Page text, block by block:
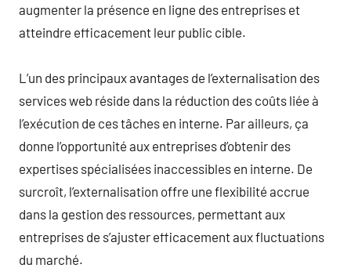
augmenter la présence en ligne des entreprises et
atteindre efficacement leur public cible.
L’un des principaux avantages de l’externalisation des
services web réside dans la réduction des coûts liée à
l’exécution de ces tâches en interne. Par ailleurs, ça
donne l’opportunité aux entreprises d’obtenir des
expertises spécialisées inaccessibles en interne. De
surcroît, l’externalisation offre une flexibilité accrue
dans la gestion des ressources, permettant aux
entreprises de s’ajuster efficacement aux fluctuations
du marché.